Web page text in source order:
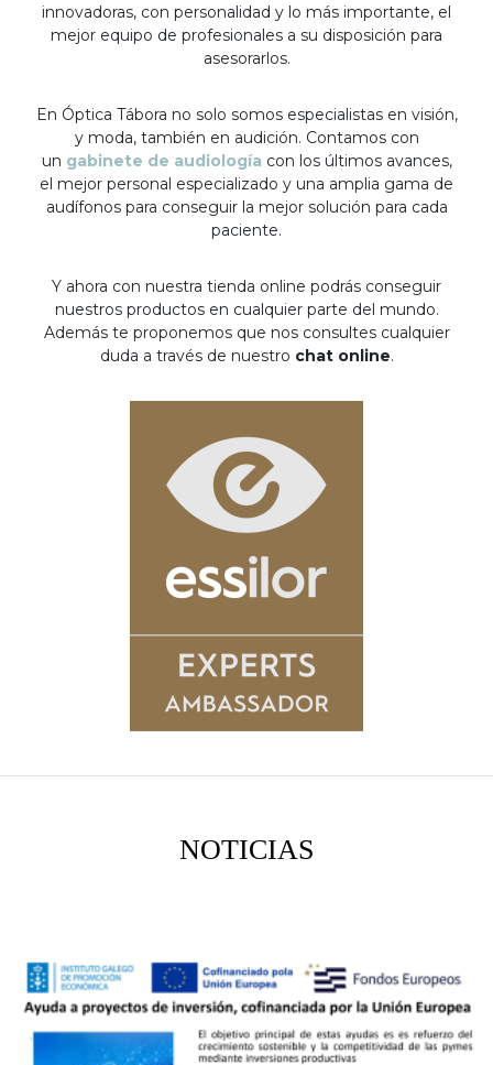
innovadoras, con personalidad y lo más importante, el
mejor equipo de profesionales a su disposición para
asesorarlos.
En Óptica Tábora no solo somos especialistas en visión,
y moda, también en audición. Contamos con
un gabinete de audiología con los últimos avances,
el mejor personal especializado y una amplia gama de
audífonos para conseguir la mejor solución para cada
paciente.
Y ahora con nuestra tienda online podrás conseguir
nuestros productos en cualquier parte del mundo.
Además te proponemos que nos consultes cualquier
duda a través de nuestro chat online.
NOTICIAS